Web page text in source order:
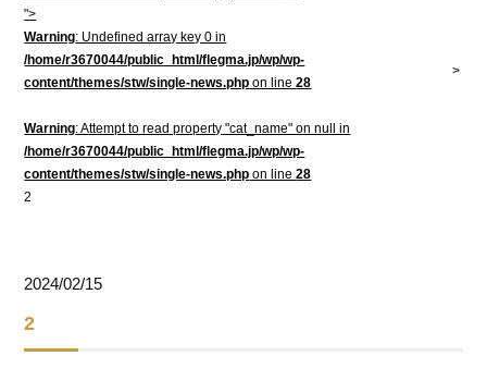
">
Warning: Undefined array key 0 in
/home/r3670044/public_html/flegma.jp/wp/wp-
content/themes/stw/single-news.php on line28
Warning: Attempt to read property "cat_name" on null in
/home/r3670044/public_html/flegma.jp/wp/wp-
content/themes/stw/single-news.php on line28
2
2024/02/15
2